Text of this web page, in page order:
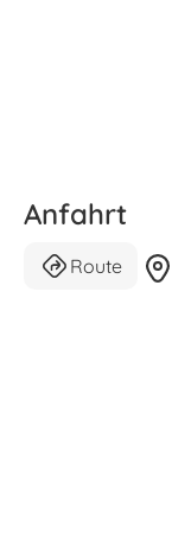
Anfahrt
Route